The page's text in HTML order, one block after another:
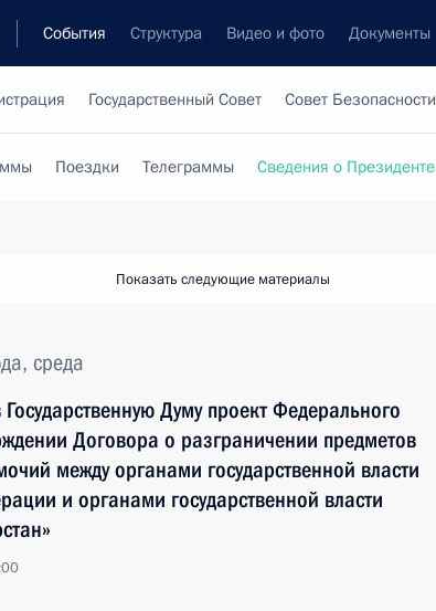
События Структура Видео и фото Документы
Государственный Совет Совет Безопасности
Поездки Телеграммы Сведения о Президенте
Показать следующие материалы
среда
Думу проект Федерального
Договора о разграничении предметов
между органами государственной власти
и органами государственной власти